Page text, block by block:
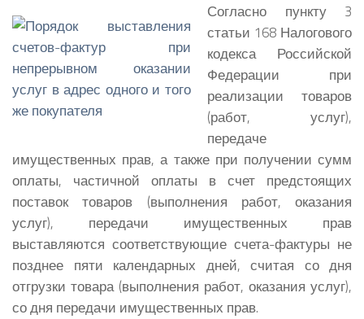
Согласно пункту 3
статьи 168 Налогового
кодекса Российской
Федерации при
реализации товаров
(работ, услуг),
передаче
имущественных прав, а также при получении сумм
оплаты, частичной оплаты в счет предстоящих
поставок товаров (выполнения работ, оказания
услуг), передачи имущественных прав
выставляются соответствующие счета-фактуры не
позднее пяти календарных дней, считая со дня
отгрузки товара (выполнения работ, оказания услуг),
со дня передачи имущественных прав.